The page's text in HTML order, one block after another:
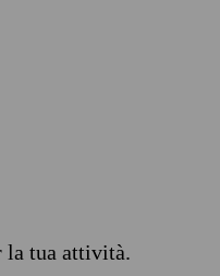
la tua attività.